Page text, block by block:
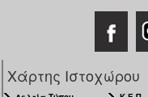
Χάρτης Ιστοχώρου